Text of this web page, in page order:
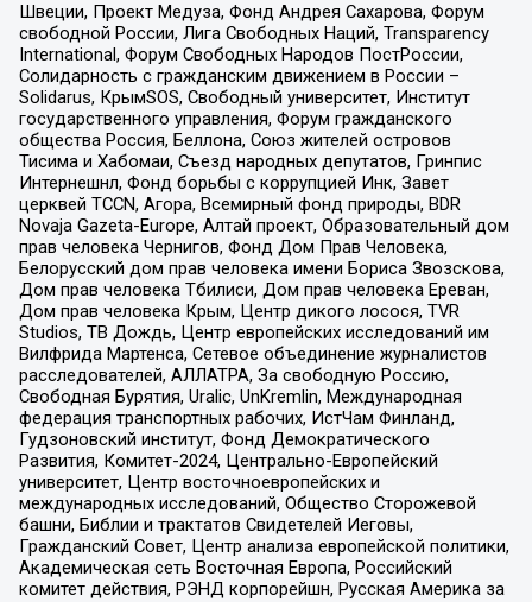
Швеции, Проект Медуза, Фонд Андрея Сахарова, Форум
свободной России, Лига Свободных Наций, Transparеncy
International, Форум Свободных Народов ПостРоссии,
Солидарность с гражданским движением в России –
Solidarus, КрымSOS, Свободный университет, Институт
государственного управления, Форум гражданского
общества Россия, Беллона, Союз жителей островов
Тисима и Хабомаи, Съезд народных депутатов, Гринпис
Интернешнл, Фонд борьбы с коррупцией Инк, Завет
церквей TCCN, Агора, Всемирный фонд природы, BDR
Novaja Gazeta-Europe, Алтай проект, Образовательный дом
прав человека Чернигов, Фонд Дом Прав Человека,
Белорусский дом прав человека имени Бориса Звозскова,
Дом прав человека Тбилиси, Дом прав человека Ереван,
Дом прав человека Крым, Центр дикого лосося, TVR
Studios, ТВ Дождь, Центр европейских исследований им
Вилфрида Мартенса, Сетевое объединение журналистов
расследователей, АЛЛАТРА, За свободную Россию,
Свободная Бурятия, Uralic, UnKremlin, Международная
федерация транспортных рабочих, ИстЧам Финланд,
Гудзоновский институт, Фонд Демократического
Развития, Комитет-2024, Центрально-Европейский
университет, Центр восточноевропейских и
международных исследований, Общество Сторожевой
башни, Библии и трактатов Свидетелей Иеговы,
Гражданский Совет, Центр анализа европейской политики,
Академическая сеть Восточная Европа, Российский
комитет действия, РЭНД корпорейшн, Русская Америка за